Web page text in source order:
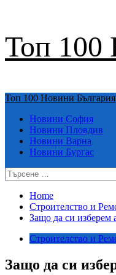
to
content
Топ 100
Primary
Топ 100 Новини България
Новини София
Новини Пловдив
Новини Варна
Новини Бургас
Търсене
за:
Home
Строителство и
Защо да си изберем
Строителство и
Защо да си